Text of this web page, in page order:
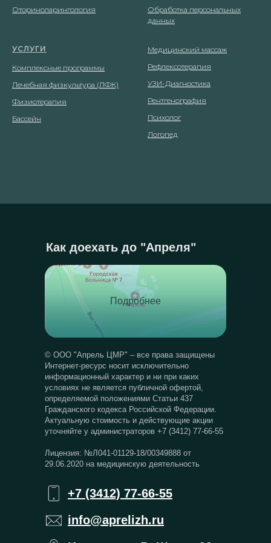
Оториноларингология
Обработка персональных
данных
УСЛУГИ
Комплексные программы
Лечебная физкультура (ЛФК)
Физиотерапия
Бассейн
Медицинский массаж
Рефлексотерапия
УЗИ-Диагностика
Рентгенография
Психолог
Логопед
Как доехать до "Апреля"
+7 (3412) 77-66-55
info@aprelizh.ru
© ООО "Апрель ЦМР" – все права защищены
Интернет-ресурс носит исключительно
информационный характер и ни при каких
условиях не является публичной офертой,
определяемой положениями Статьи 437
Гражданского кодекса Российской Федерации.
Актуальную стоимость и действующие акции
уточняйте у администраторов +7 (3412) 77-66-55
Лицензия: №Л041-01129-18/00349888 от
29.06.2020 на медицинскую деятельность
Подробнее